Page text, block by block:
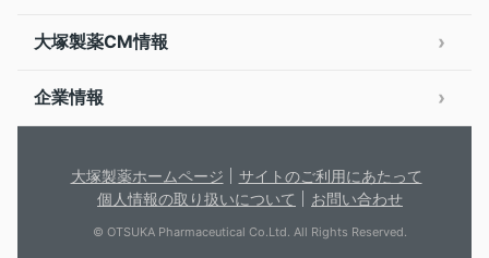
大塚製薬CM情報
企業情報
大塚製薬ホームページ
サイトのご利用にあたって
個人情報の取り扱いについて
お問い合わせ
© OTSUKA Pharmaceutical Co.Ltd. All Rights Reserved.